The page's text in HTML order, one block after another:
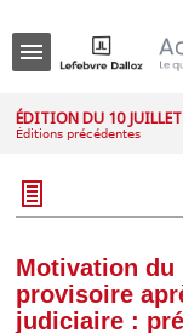
ÉDITION DU 10
Éditions précédentes
Motivation du
provisoire
judiciaire :